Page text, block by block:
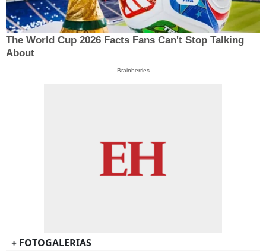
The World Cup 2026 Facts Fans Can't Stop Talking
About
Brainberries
+ FOTOGALERIAS